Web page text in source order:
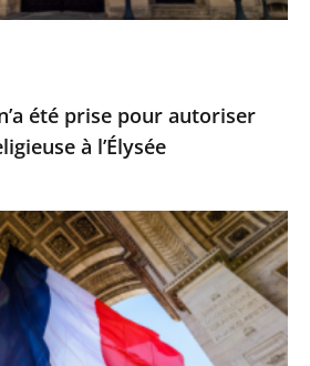
été prise pour autoriser
à l’Élysée